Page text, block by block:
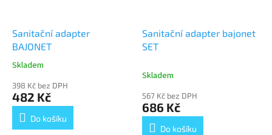
Sanitační adapter
BAJONET
Průměrné
produktu
je
5,0
Skladem
398 Kč bez DPH
482 Kč
Do košíku
Sanitační adapter bajonet
SET
Skladem
567 Kč bez DPH
686 Kč
Do košíku